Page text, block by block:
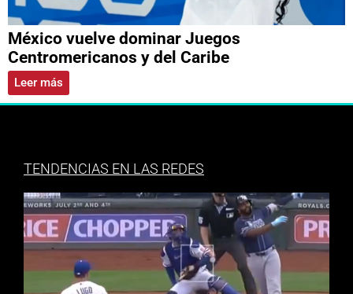
México vuelve dominar Juegos
Centromericanos y del Caribe
Leer más
TENDENCIAS EN LAS REDES